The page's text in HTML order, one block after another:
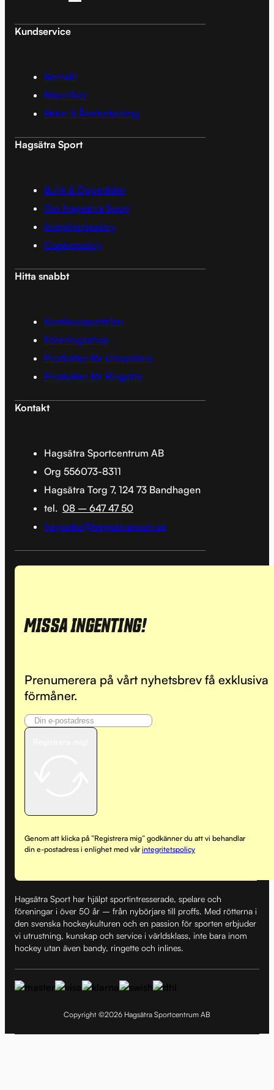
Kundservice
Kontakt
Köpvillkor
Retur & Återbetalning
Hagsätra Sport
Butik & Öppettider
Om Hagsätra Sport
Integritetspolicy
Cookiepolicy
Hitta snabbt
Kunskapsportalen
Föreningsshop
Produkter för Utespelare
Produkter för Ringette
Kontakt
Hagsätra Sportcentrum AB
Org 556073-8311
Hagsätra Torg 7, 124 73 Bandhagen
tel. 08 – 647 47 50
hagsatra@hagsatrasport.se
MISSA INGENTING!
Prenumerera på vårt nyhetsbrev få exklusiva
förmåner.
Genom att klicka på ”Registrera mig” godkänner du att vi behandlar
din e-postadress i enlighet med vårintegritetspolicy
Hagsätra Sport har hjälpt sportintresserade, spelare och
föreningar i över 50 år – från nybörjare till proffs. Med rötterna i
den svenska hockeykulturen och en passion för sporten erbjuder
vi utrustning, kunskap och service i världsklass, inte bara inom
hockey utan även bandy, ringette och inlines.
Copyright ©2026 Hagsätra Sportcentrum AB